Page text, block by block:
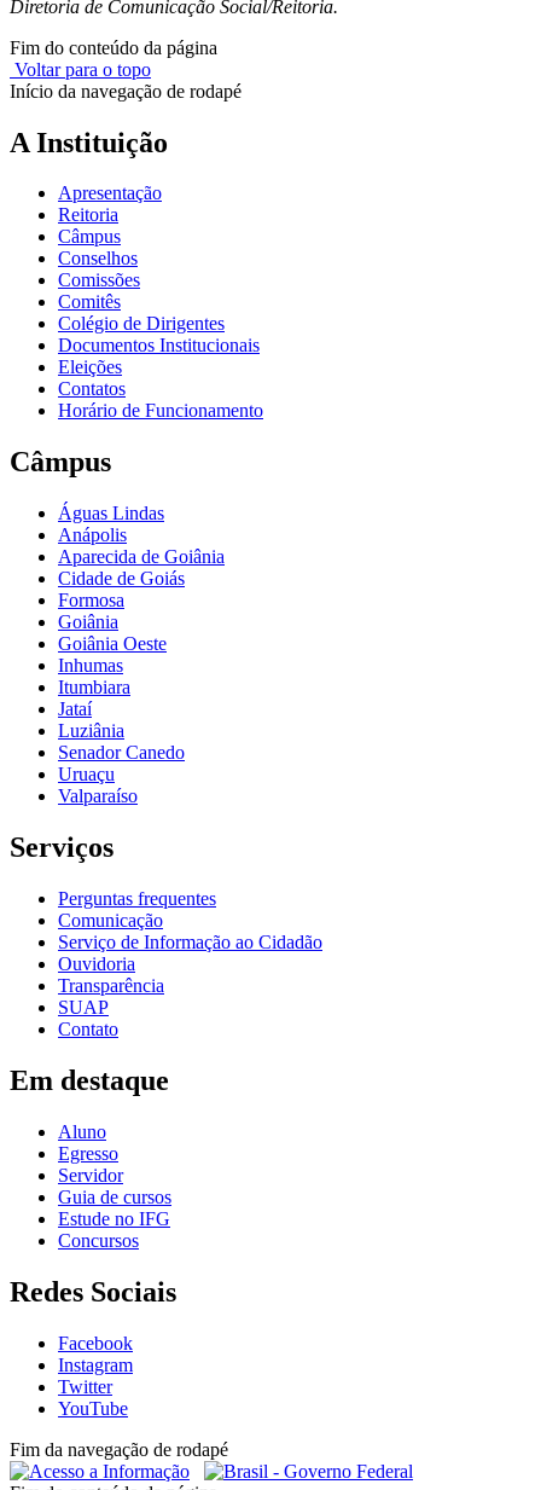
Diretoria de Comunicação Social/Reitoria.
Fim do conteúdo da página
Voltar para o topo
Início da navegação de rodapé
A Instituição
Apresentação
Reitoria
Câmpus
Conselhos
Comissões
Comitês
Colégio de Dirigentes
Documentos Institucionais
Eleições
Contatos
Horário de Funcionamento
Câmpus
Águas Lindas
Anápolis
Aparecida de Goiânia
Cidade de Goiás
Formosa
Goiânia
Goiânia Oeste
Inhumas
Itumbiara
Jataí
Luziânia
Senador Canedo
Uruaçu
Valparaíso
Serviços
Perguntas frequentes
Comunicação
Serviço de Informação ao Cidadão
Ouvidoria
Transparência
SUAP
Contato
Em destaque
Aluno
Egresso
Servidor
Guia de cursos
Estude no IFG
Concursos
Redes Sociais
Facebook
Instagram
Twitter
YouTube
Fim da navegação de rodapé